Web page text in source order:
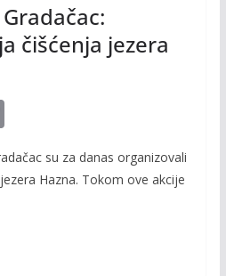
Gradačac:
čišćenja jezera
C
o
p
su za danas organizovali
Hazna. Tokom ove akcije